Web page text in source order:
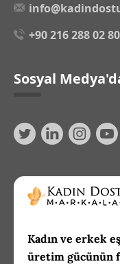
+90 216 288 02 80
Sosyal
Kadın ve erkek
üretim gücünün